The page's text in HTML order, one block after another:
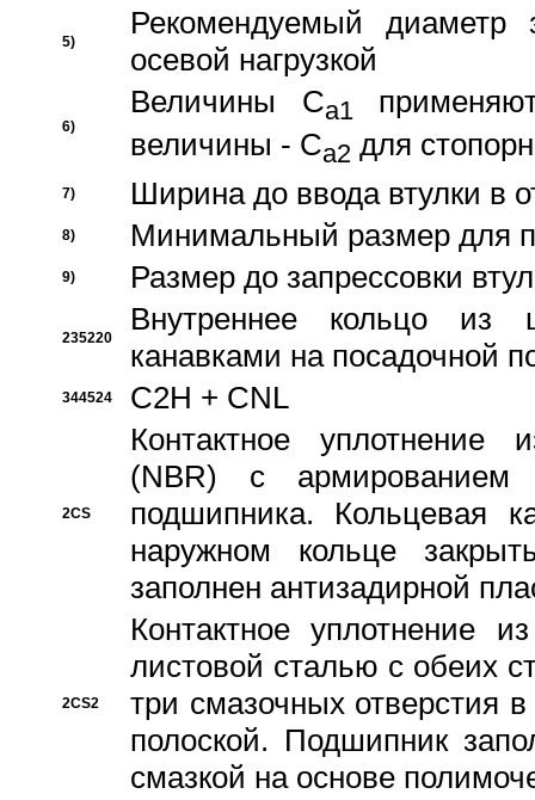
5)
Рекомендуемый диаметр
осевой нагрузкой
6)
Величины Ca1
величины - Ca2 для
7) Ширина до ввода втулки в
8) Минимальный размер для
9) Размер до запрессовки
235220
Внутреннее кольцо из
канавками на посадочной
344524 C2H + CNL
2CS
Контактное уплотнение
(NBR) с
подшипника. Кольцевая
наружном кольце
заполнен антизадирной
2CS2
Контактное уплотнение
листовой сталью с обеих
три смазочных отверстия
полоской. Подшипник
смазкой на основе